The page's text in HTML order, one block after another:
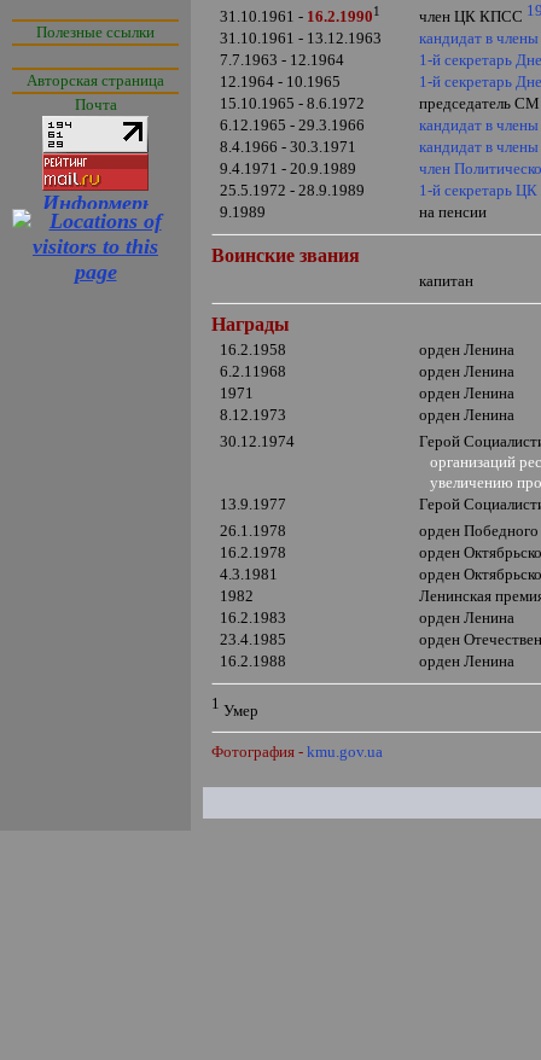
Полезные ссылки
Авторская страница
Почта
31.10.1961 - 16.2.19901 член ЦК КПСС
31.10.1961 - 13.12.1963
кандидат в
7.7.1963 - 12.1964
1-й секретарь
12.1964 - 10.1965
1-й секретарь
15.10.1965 - 8.6.1972
председатель
6.12.1965 - 29.3.1966
кандидат в
8.4.1966 - 30.3.1971
кандидат в
9.4.1971 - 20.9.1989
член
25.5.1972 - 28.9.1989
1-й секретарь
9.1989
на пенсии
Воинские звания
капитан
Награды
16.2.1958
орден Ленина
6.2.11968
орден Ленина
1971
орден Ленина
8.12.1973
орден Ленина
30.12.1974
Герой
организаций
увеличению
13.9.1977
Герой
26.1.1978
орден
16.2.1978
орден
4.3.1981
орден
1982
Ленинская
16.2.1983
орден Ленина
23.4.1985
орден
16.2.1988
орден Ленина
1 Умер
Фотография -kmu.gov.ua